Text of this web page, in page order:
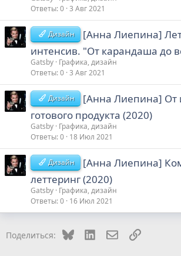
Ответы 0 3 Авг 2021
Дизайн
[Анна Лиепина]
интенсив. "От карандаша до
Gatsby Графика, дизайн
Ответы 0 3 Авг 2021
Дизайн
[Анна Лиепина] От
готового продукта (2020)
Gatsby Графика, дизайн
Ответы 0 18 Июл 2021
Дизайн
[Анна Лиепина]
леттеринг (2020)
Gatsby Графика, дизайн
Ответы 0 16 Июл 2021
Поделиться: Bluesky LinkedInЭлектронная
Ссылка